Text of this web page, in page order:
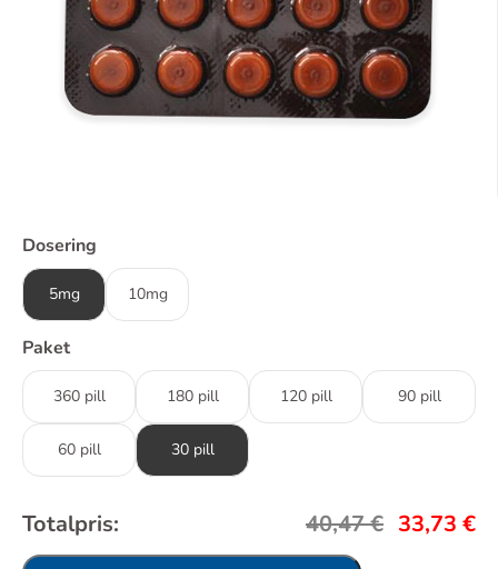
Dosering
5mg 10mg
Paket
360 pill 180 pill 120 pill 90 pill
60 pill 30 pill
Totalpris: 40,47€ 33,73 €